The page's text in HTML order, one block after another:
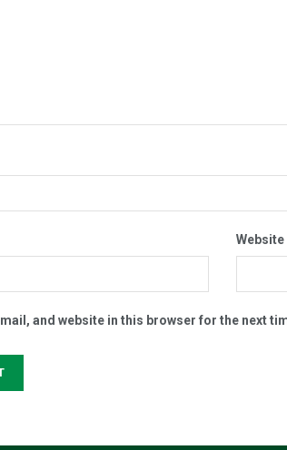
Website
and website in this browser for the next